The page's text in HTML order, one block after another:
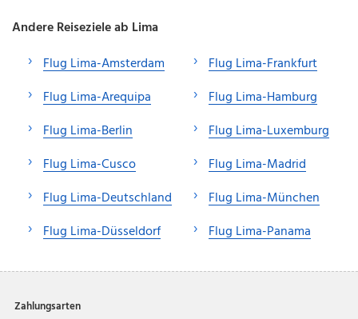
Andere Reiseziele ab Lima
Flug Lima-Amsterdam
Flug Lima-Arequipa
Flug Lima-Berlin
Flug Lima-Cusco
Flug Lima-Deutschland
Flug Lima-Düsseldorf
Flug Lima-Frankfurt
Flug Lima-Hamburg
Flug Lima-Luxemburg
Flug Lima-Madrid
Flug Lima-München
Flug Lima-Panama